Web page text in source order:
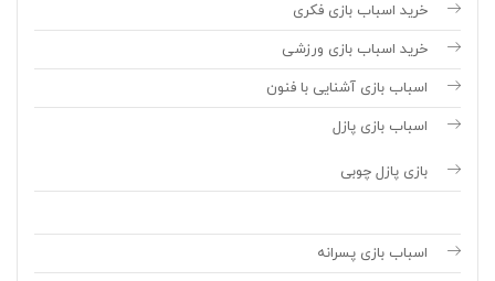
خرید اسباب بازی فکری
خرید اسباب بازی ورزشی
اسباب بازی آشنایی با فنون
اسباب بازی پازل
بازی پازل چوبی
اسباب بازی پسرانه